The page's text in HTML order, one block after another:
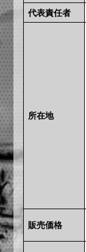
代表責任者
所在地
販売価格